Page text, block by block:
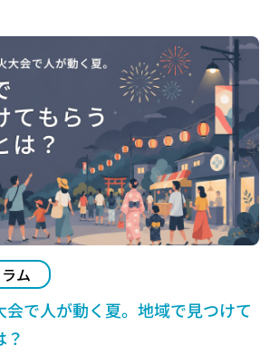
ム
会で人が動く夏。地域で見つけて